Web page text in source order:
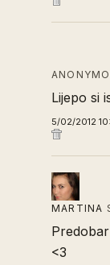
Lijepo si
5/02/2012
MARTINA
<3